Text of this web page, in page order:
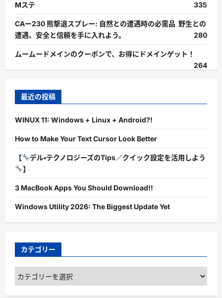
Mステ 335
CAー230 熊撃退スプレー: 自然との遭遇時の必需品 野生との
遭遇、安全と信頼を手に入れよう。
280
ムームードメインのクーポンで、お得にドメインゲット！
264
最近の投稿
WINUX 11: Windows + Linux + Android?!
How to Make Your Text Cursor Look Better
【
デル・テクノロジーズのTips／クイック設定を活用しよう
】
3 MacBook Apps You Should Download!!
Windows Utility 2026: The Biggest Update Yet
カテゴリー
カ
テ
ゴ